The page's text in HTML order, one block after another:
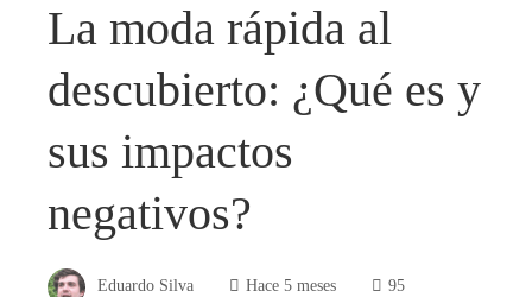
La moda rápida al
descubierto: ¿Qué es y
sus impactos
negativos?
Eduardo Silva Hace 5 meses 95